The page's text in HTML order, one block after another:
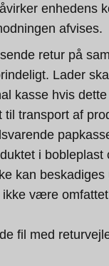
enhedens
afvises.
retur på
Lader
kasse hvis
til transport af
i bobleplast
kan
være
fil med